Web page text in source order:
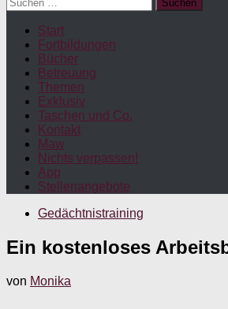
nach:
Start
Fortbildungen
Bücher
Betreuung
Themen
Exklusiv
Taschen und Co.
Kontakt
Maw
Nichts verpassen!
App
Stellenangebote
Gedächtnistraining
Ein kostenloses
von Monika